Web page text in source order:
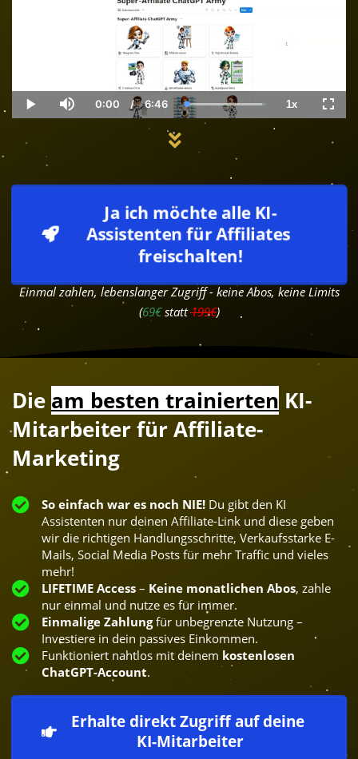
Play Mute
Current
Time
0:00 / Duration
6:46 Loaded:
100.00%
1xPlayback
Rate
Ja ich möchte alle KI-
Assistenten für Affiliates
freischalten!
Einmal zahlen, lebenslanger Zugriff - keine Abos, keine Limits
(69€statt199€)
Die am besten trainierten KI-
Mitarbeiter für Affiliate-
Marketing
So einfach war es noch NIE! Du gibt den KI
Assistenten nur deinen Affiliate-Link und diese geben
wir die richtigen Handlungsschritte, Verkaufsstarke E-
Mails, Social Media Posts für mehr Traffic und vieles
mehr!
LIFETIME Access – Keine monatlichen Abos, zahle
nur einmal und nutze es für immer.
Einmalige Zahlungfür unbegrenzte Nutzung –
Investiere in dein passives Einkommen.
Funktioniert nahtlos mit deinem kostenlosen
ChatGPT-Account.
Erhalte direkt Zugriff auf deine
KI-Mitarbeiter